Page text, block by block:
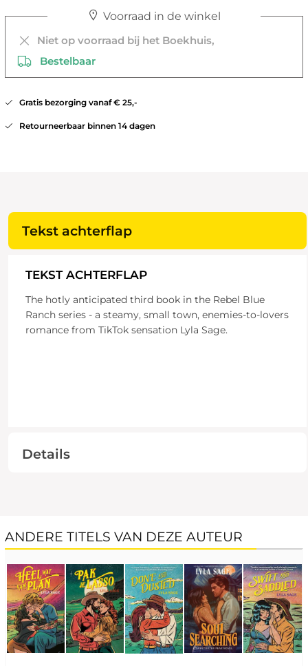
Voorraad in de winkel
Niet op voorraad bij het Boekhuis,
Bestelbaar
Gratis bezorging vanaf € 25,-
Retourneerbaar binnen 14 dagen
Tekst achterflap
TEKST ACHTERFLAP
The hotly anticipated third book in the Rebel Blue
Ranch series - a steamy, small town, enemies-to-lovers
romance from TikTok sensation Lyla Sage.
Details
ANDERE TITELS VAN DEZE AUTEUR